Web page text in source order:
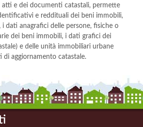
atti e dei documenti catastali, permette
e reddituali dei beni immobili,
dati anagrafici delle persone, fisiche o
dei beni immobili, i dati grafici dei
e delle unità immobiliari urbane
di aggiornamento catastale.